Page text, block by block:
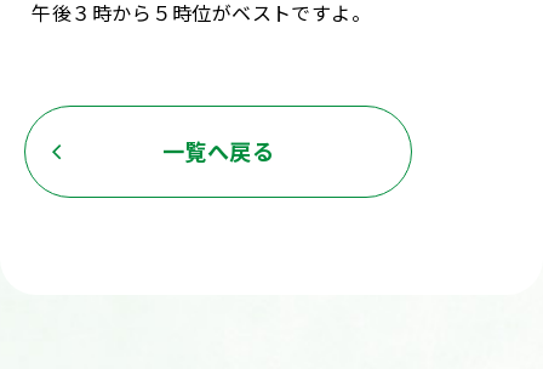
午後３時から５時位がベストですよ。
一覧へ戻る